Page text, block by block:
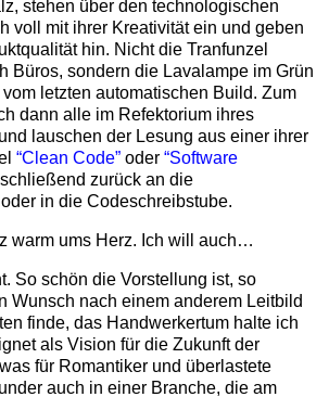
stehen über den technologischen
voll mit ihrer Kreativität ein und geben
hin. Nicht die Tranfunzel
Büros, sondern die Lavalampe im Grün
letzten automatischen Build. Zum
dann alle im Refektorium ihres
lauschen der Lesung aus einer ihrer
“Clean Code” oder “Software
zurück an die
in die Codeschreibstube.
warm ums Herz. Ich will auch…
So schön die Vorstellung ist, so
Wunsch nach einem anderem Leitbild
finde, das Handwerkertum halte ich
als Vision für die Zukunft der
für Romantiker und überlastete
auch in einer Branche, die am